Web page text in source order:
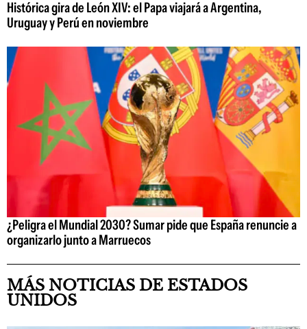
Histórica gira de León XIV: el Papa viajará a Argentina,
Uruguay y Perú en noviembre
¿Peligra el Mundial 2030? Sumar pide que España renuncie a
organizarlo junto a Marruecos
MÁS NOTICIAS DE ESTADOS
UNIDOS